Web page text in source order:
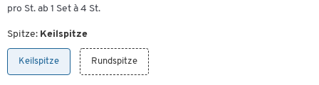
pro St. ab 1 Set à 4 St.
Spitze: Keilspitze
Keilspitze Rundspitze